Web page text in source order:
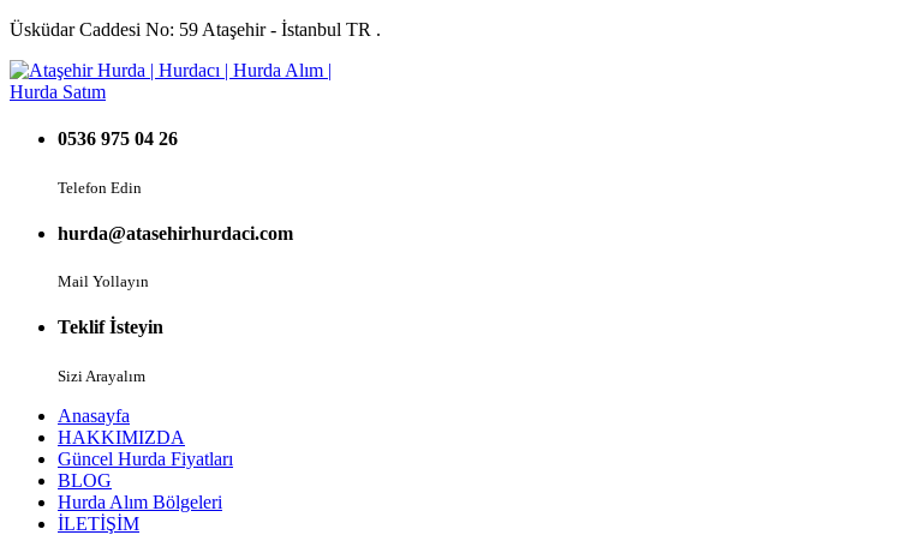
Üsküdar Caddesi No: 59 Ataşehir - İstanbul TR .
0536 975 04 26
Telefon Edin
hurda@atasehirhurdaci.com
Mail Yollayın
Teklif İsteyin
Sizi Arayalım
Anasayfa
HAKKIMIZDA
Güncel Hurda Fiyatları
BLOG
Hurda Alım Bölgeleri
İLETİŞİM